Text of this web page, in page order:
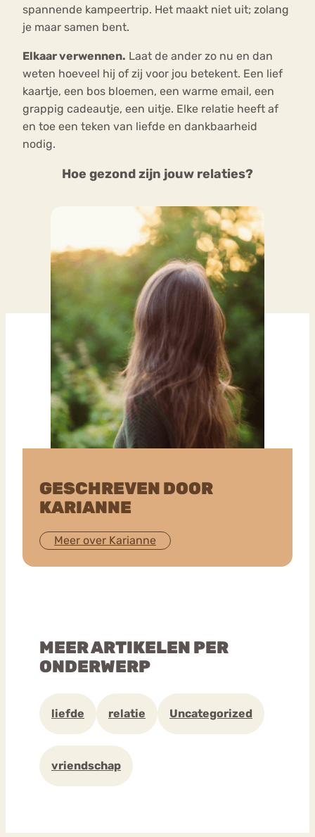
spannende kampeertrip. Het maakt niet uit; zolang
je maar samen bent.
Elkaar verwennen. Laat de ander zo nu en dan
weten hoeveel hij of zij voor jou betekent. Een lief
kaartje, een bos bloemen, een warme email, een
grappig cadeautje, een uitje. Elke relatie heeft af
en toe een teken van liefde en dankbaarheid
nodig.
Hoe gezond zijn jouw relaties?
GESCHREVEN DOOR
KARIANNE
Meer over Karianne
MEER ARTIKELEN PER
ONDERWERP
liefde relatie Uncategorized
vriendschap